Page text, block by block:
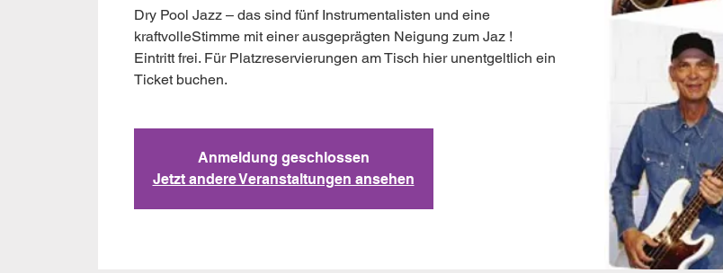
Dry Pool Jazz – das sind fünf Instrumentalisten und eine
kraftvolleStimme mit einer ausgeprägten Neigung zum Jaz !
Eintritt frei. Für Platzreservierungen am Tisch hier unentgeltlich ein
Ticket buchen.
Anmeldung geschlossen
Jetzt andere Veranstaltungen ansehen